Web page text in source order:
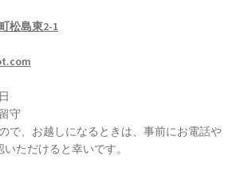
松島東2-1
守
で、お越しになるときは、事前にお電話や
ただけると幸いです。